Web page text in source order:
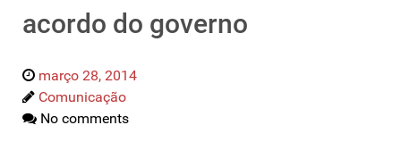
acordo do governo
março 28, 2014
Comunicação
No comments